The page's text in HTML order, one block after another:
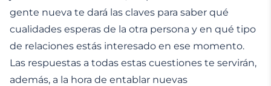
gente nueva te dará las claves para saber qué
cualidades esperas de la otra persona y en qué tipo
de relaciones estás interesado en ese momento.
Las respuestas a todas estas cuestiones te servirán,
además, a la hora de entablar nuevas